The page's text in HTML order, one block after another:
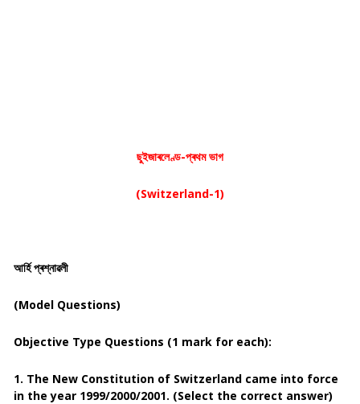
ছুইজাৰলেণ্ড-প্ৰথম ভাগ
(Switzerland-1)
আৰ্হি প্ৰশ্নাৱলী
(Model Questions)
Objective Type Questions (1 mark for each):
1. The New Constitution of Switzerland came into force
in the year 1999/2000/2001. (Select the correct answer)